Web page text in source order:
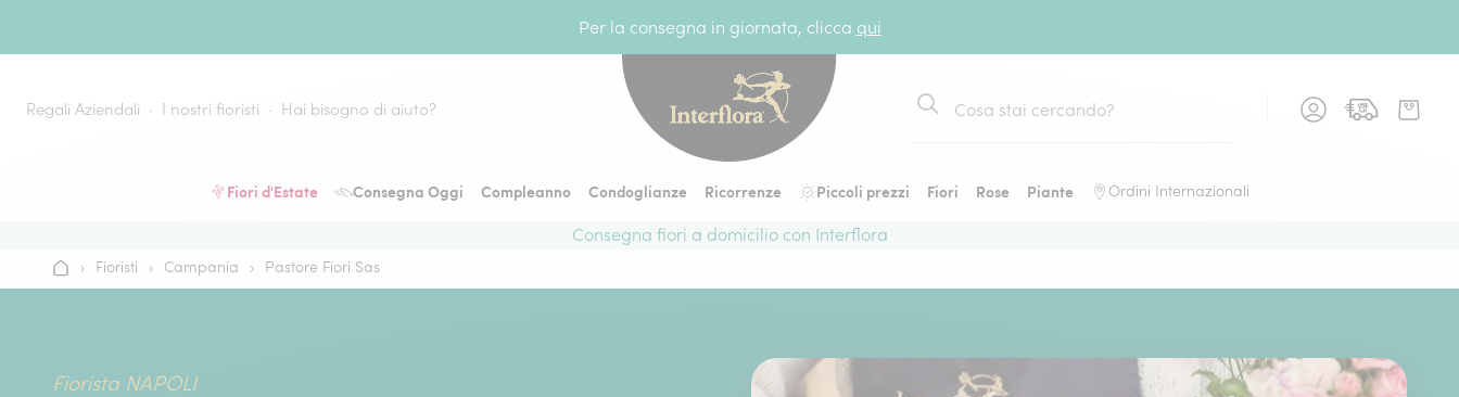
Per la consegna in giornata, clicca qui
Regali Aziendali I nostri fioristi Hai bisogno di aiuto?
Cerca
Fiori d'Estate Consegna Oggi Compleanno Condoglianze Ricorrenze Piccoli prezzi Fiori Rose Piante Ordini Internazionali
Consegna fiori a domicilio con Interflora
Home› Fioristi › Campania › Pastore Fiori Sas
Fiorista NAPOLI